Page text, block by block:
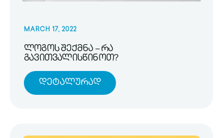
MARCH 17, 2022
ლოგოს შექმნა – რა
გავითვალისწინოთ?
Დეტალურად